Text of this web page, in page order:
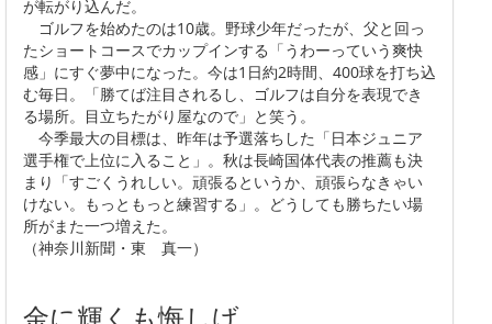
が転がり込んだ。
ゴルフを始めたのは10歳。野球少年だったが、父と回っ
たショートコースでカップインする「うわーっていう爽快
感」にすぐ夢中になった。今は1日約2時間、400球を打ち込
む毎日。「勝てば注目されるし、ゴルフは自分を表現でき
る場所。目立ちたがり屋なので」と笑う。
今季最大の目標は、昨年は予選落ちした「日本ジュニア
選手権で上位に入ること」。秋は長崎国体代表の推薦も決
まり「すごくうれしい。頑張るというか、頑張らなきゃい
けない。もっともっと練習する」。どうしても勝ちたい場
所がまた一つ増えた。
（神奈川新聞・東 真一）